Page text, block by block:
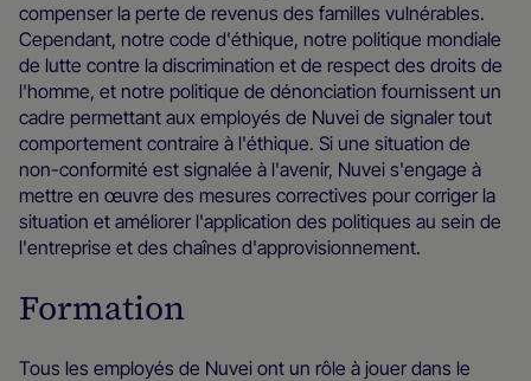
compenser la perte de revenus des familles vulnérables.
Cependant, notre code d'éthique, notre politique mondiale
de lutte contre la discrimination et de respect des droits de
l'homme, et notre politique de dénonciation fournissent un
cadre permettant aux employés de Nuvei de signaler tout
comportement contraire à l'éthique. Si une situation de
non-conformité est signalée à l'avenir, Nuvei s'engage à
mettre en œuvre des mesures correctives pour corriger la
situation et améliorer l'application des politiques au sein de
l'entreprise et des chaînes d'approvisionnement.
Formation
Tous les employés de Nuvei ont un rôle à jouer dans le